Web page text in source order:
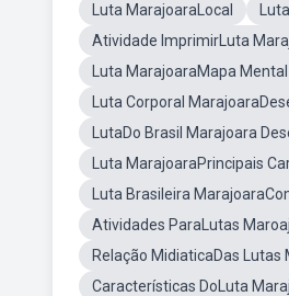
Luta MarajoaraLocal
Atividade ImprimirLuta
Luta MarajoaraMapa Mental
Luta Corporal
LutaDo Brasil Marajoara
Luta MarajoaraPrincipais
Luta Brasileira
Atividades ParaLutas
Relação MidiaticaDas Lutas
Características DoLuta